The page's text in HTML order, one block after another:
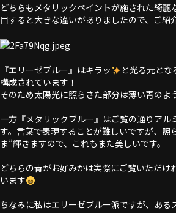
どちらもメタリックペイントが施された綺麗
目すると大きな違いがありましたので、ご紹
『エリーゼブルー』はキラッ
と光る元と
構成されています！
そのため太陽光に照らさた部分は薄い青のよ
一方『メタリックブルー』はご覧の通りアル
す。言葉で表現することが難しいですが、照
ま”輝きますので、これもまた美しいです。
どちらの青がお好みかは実際にご覧いただけ
います
ちなみに私はエリーゼブルー派ですが、ある